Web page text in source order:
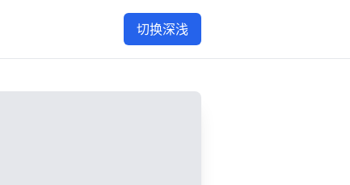
切换深浅